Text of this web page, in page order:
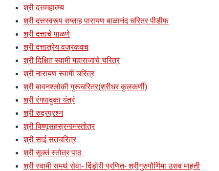
श्री दत्तमहात्म्य
श्री दत्तस्वरूप सप्ताह पारायण बाळानंद चरित्र पीडीफ
श्री दत्ताचे पाळणे
श्री दत्तात्रेय वज्रकवच
श्री दिक्षित स्वामी महाराजांचे चरित्र
श्री नारायण स्वामी चरित्र
श्री बावनश्लोकी गुरूचरित्र(श्रीधर कुलकर्णी)
श्री रंगपादुका यंत्रं
श्री रुद्रप्रश्न
श्री विष्णूसहस्रनामस्तोत्र
श्री साई सतचरित्र
श्री सूक्तं स्तोत्र पाठ
श्री स्वामी समर्थ सेवा- दिंडोरी प्रणित- श्रीगुरुपौर्णिमा उसव माहती